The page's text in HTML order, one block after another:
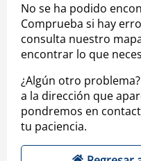
No se ha podido
Comprueba si hay
consulta nuestro
encontrar lo que
¿Algún otro
a la dirección que
pondremos en
tu paciencia.